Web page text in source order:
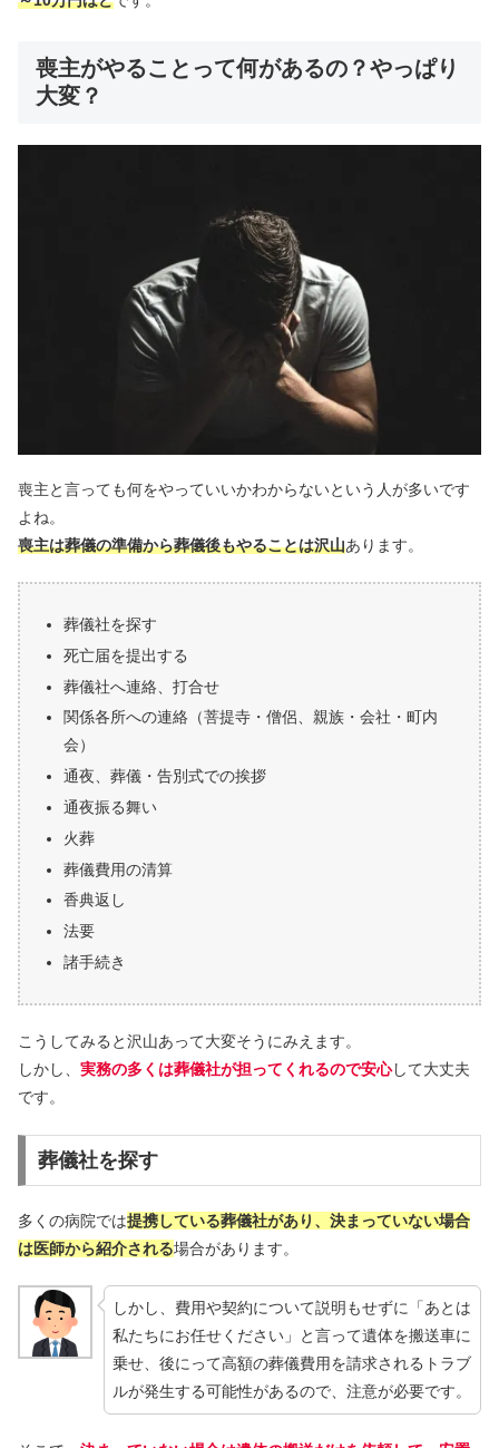
喪主がやることって何があるの？やっぱり
大変？
喪主と言っても何をやっていいかわからないという人が多いです
よね。
喪主は葬儀の準備から葬儀後もやることは沢山あります。
葬儀社を探す
死亡届を提出する
葬儀社へ連絡、打合せ
関係各所への連絡（菩提寺・僧侶、親族・会社・町内
会）
通夜、葬儀・告別式での挨拶
通夜振る舞い
火葬
葬儀費用の清算
香典返し
法要
諸手続き
こうしてみると沢山あって大変そうにみえます。
しかし、 実務の多くは葬儀社が担ってくれるので安心して大丈夫
です。
葬儀社を探す
多くの病院では提携している葬儀社があり、決まっていない場合
は医師から紹介される場合があります。
しかし、費用や契約について説明もせずに「あとは
私たちにお任せください」と言って遺体を搬送車に
乗せ、後にって高額の葬儀費用を請求されるトラブ
ルが発生する可能性があるので、注意が必要です。